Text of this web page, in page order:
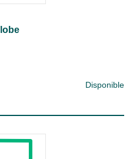
Disponible